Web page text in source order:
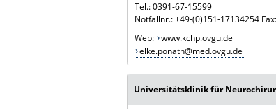
Tel.: 0391-67-15599
Notfallnr.: +49-(0)151-17134254
Web: www.kchp.ovgu.de
elke.ponath@med.ovgu.de
Universitätsklinik für